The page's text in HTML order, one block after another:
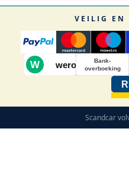
VEILIG EN
W wero
Bank-
overboeking
Scandcar